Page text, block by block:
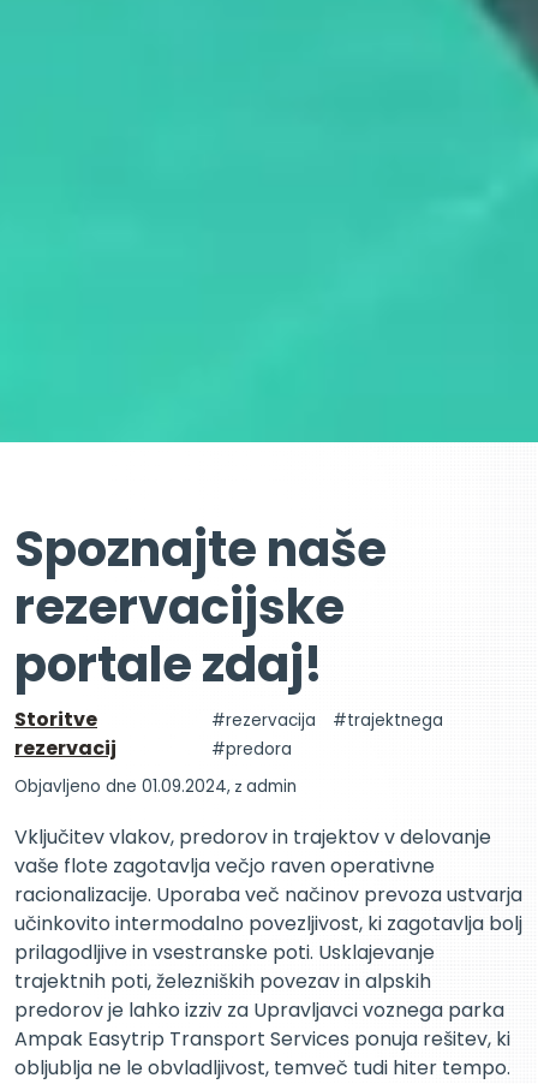
Spoznajte naše
rezervacijske
portale zdaj!
Storitve
rezervacij
rezervacija
trajektnega
predora
Objavljeno dne 01.09.2024, z admin
Vključitev vlakov, predorov in trajektov v delovanje
vaše flote zagotavlja večjo raven operativne
racionalizacije. Uporaba več načinov prevoza ustvarja
učinkovito intermodalno povezljivost, ki zagotavlja bolj
prilagodljive in vsestranske poti. Usklajevanje
trajektnih poti, železniških povezav in alpskih
predorov je lahko izziv za Upravljavci voznega parka
Ampak Easytrip Transport Services ponuja rešitev, ki
obljublja ne le obvladljivost, temveč tudi hiter tempo.